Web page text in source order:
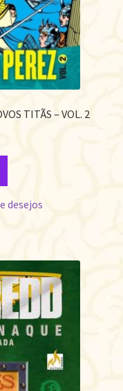
TITÃS – VOL. 2
desejos